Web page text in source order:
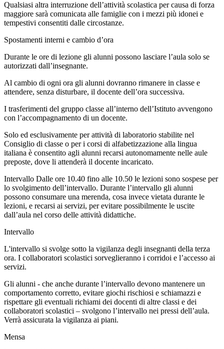
Qualsiasi altra interruzione dell’attività scolastica per causa di forza
maggiore sarà comunicata alle famiglie con i mezzi più idonei e
tempestivi consentiti dalle circostanze.
Spostamenti interni e cambio d’ora
Durante le ore di lezione gli alunni possono lasciare l’aula solo se
autorizzati dall’insegnante.
Al cambio di ogni ora gli alunni dovranno rimanere in classe e
attendere, senza disturbare, il docente dell’ora successiva.
I trasferimenti del gruppo classe all’interno dell’Istituto avvengono
con l’accompagnamento di un docente.
Solo ed esclusivamente per attività di laboratorio stabilite nel
Consiglio di classe o per i corsi di alfabetizzazione alla lingua
italiana è consentito agli alunni recarsi autonomamente nelle aule
preposte, dove li attenderà il docente incaricato.
Intervallo Dalle ore 10.40 fino alle 10.50 le lezioni sono sospese per
lo svolgimento dell’intervallo. Durante l’intervallo gli alunni
possono consumare una merenda, cosa invece vietata durante le
lezioni, e recarsi ai servizi, per evitare possibilmente le uscite
dall’aula nel corso delle attività didattiche.
Intervallo
L'intervallo si svolge sotto la vigilanza degli insegnanti della terza
ora. I collaboratori scolastici sorveglieranno i corridoi e l’accesso ai
servizi.
Gli alunni - che anche durante l’intervallo devono mantenere un
comportamento corretto, evitare giochi rischiosi e schiamazzi e
rispettare gli eventuali richiami dei docenti di altre classi e dei
collaboratori scolastici – svolgono l’intervallo nei pressi dell’aula.
Verrà assicurata la vigilanza ai piani.
Mensa